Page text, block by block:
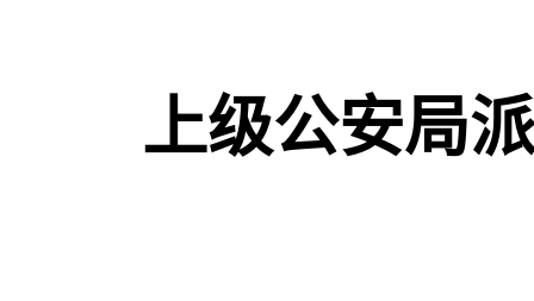
上级公安局